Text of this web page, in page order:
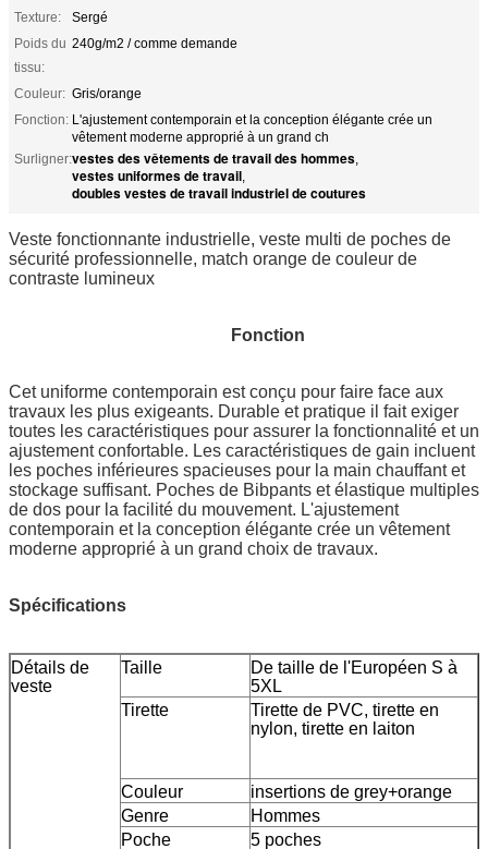
Texture:
Sergé
Poids du
tissu:
240g/m2 / comme demande
Couleur: Gris/orange
Fonction: L'ajustement contemporain et la conception élégante crée un
vêtement moderne approprié à un grand ch
Surligner:vestes des vêtements de travail des hommes,
vestes uniformes de travail,
doubles vestes de travail industriel de coutures
Veste fonctionnante industrielle, veste multi de poches de
sécurité professionnelle, match orange de couleur de
contraste lumineux
Fonction
Cet uniforme contemporain est conçu pour faire face aux
travaux les plus exigeants. Durable et pratique il fait exiger
toutes les caractéristiques pour assurer la fonctionnalité et un
ajustement confortable. Les caractéristiques de gain incluent
les poches inférieures spacieuses pour la main chauffant et
stockage suffisant. Poches de Bibpants et élastique multiples
de dos pour la facilité du mouvement. L'ajustement
contemporain et la conception élégante crée un vêtement
moderne approprié à un grand choix de travaux.
Spécifications
Détails de
veste
Taille
De taille de l'Européen S à
5XL
Tirette
Tirette de PVC, tirette en
nylon, tirette en laiton
Couleur
insertions de grey+orange
Genre
Hommes
Poche
5 poches